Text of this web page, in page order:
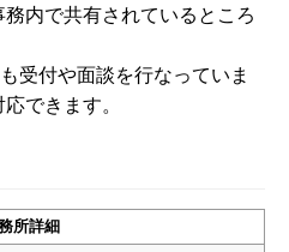
内で共有されているところ
受付や面談を行なっていま
できます。
所詳細